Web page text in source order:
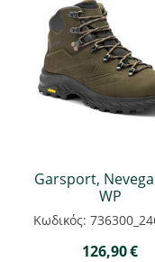
Garsport,
WP
Κωδικός:
126,90€